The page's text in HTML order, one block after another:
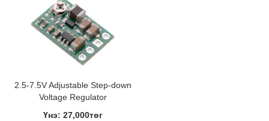
2.5-7.5V Adjustable Step-down
Voltage Regulator
Үнэ: 27,000төг